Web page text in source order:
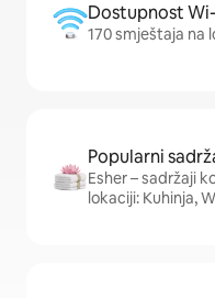
Dostupnost
170 smještaja na
Popularni
Esher – sadržaji
lokaciji: Kuhinja,